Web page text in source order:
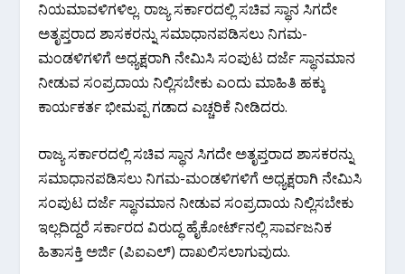
ನಿಯಮಾವಳಿಗಳಿಲ್ಲ. ರಾಜ್ಯ ಸರ್ಕಾರದಲ್ಲಿ ಸಚಿವ ಸ್ಥಾನ ಸಿಗದೇ
ಅತೃಪ್ತರಾದ ಶಾಸಕರನ್ನು ಸಮಾಧಾನಪಡಿಸಲು ನಿಗಮ-
ಮಂಡಳಿಗಳಿಗೆ ಅಧ್ಯಕ್ಷರಾಗಿ ನೇಮಿಸಿ ಸಂಪುಟ ದರ್ಜೆ ಸ್ಥಾನಮಾನ
ನೀಡುವ ಸಂಪ್ರದಾಯ ನಿಲ್ಲಿಸಬೇಕು‌ ಎಂದು ಮಾಹಿತಿ ಹಕ್ಕು
ಕಾರ್ಯಕರ್ತ ಭೀಮಪ್ಪ ಗಡಾದ ಎಚ್ಚರಿಕೆ ನೀಡಿದರು.
ರಾಜ್ಯ ಸರ್ಕಾರದಲ್ಲಿ ಸಚಿವ ಸ್ಥಾನ ಸಿಗದೇ ಅತೃಪ್ತರಾದ ಶಾಸಕರನ್ನು
ಸಮಾಧಾನಪಡಿಸಲು ನಿಗಮ-ಮಂಡಳಿಗಳಿಗೆ ಅಧ್ಯಕ್ಷರಾಗಿ ನೇಮಿಸಿ
ಸಂಪುಟ ದರ್ಜೆ ಸ್ಥಾನಮಾನ ನೀಡುವ ಸಂಪ್ರದಾಯ ನಿಲ್ಲಿಸಬೇಕು
ಇಲ್ಲದಿದ್ದರೆ ಸರ್ಕಾರದ ವಿರುದ್ಧ ಹೈಕೋರ್ಟ್‌ನಲ್ಲಿ ಸಾರ್ವಜನಿಕ
ಹಿತಾಸಕ್ತಿ ಅರ್ಜಿ (ಪಿಐಎಲ್) ದಾಖಲಿಸಲಾಗುವುದು.